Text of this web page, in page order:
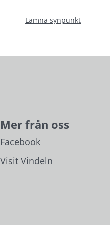
Lämna synpunkt
Mer från oss
Facebook
Visit Vindeln